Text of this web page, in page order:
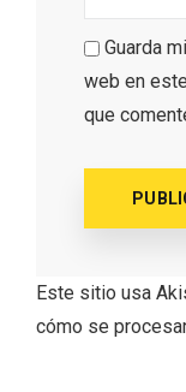
Guarda
web en
que
Este sitio usa
cómo se
La
de la Ruta